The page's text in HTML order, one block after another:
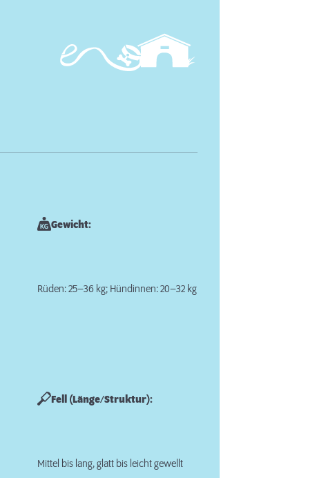
Gewicht:
Rüden: 25–36 kg; Hündinnen: 20–32 kg
Fell (Länge/Struktur):
Mittel bis lang, glatt bis leicht gewellt